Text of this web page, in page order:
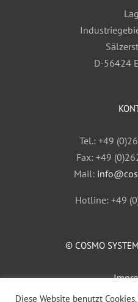
D-56424
Tel.: +49
Fax: +49
Mail:
Hotline: +49
© COSMO
Diese Website benutzt